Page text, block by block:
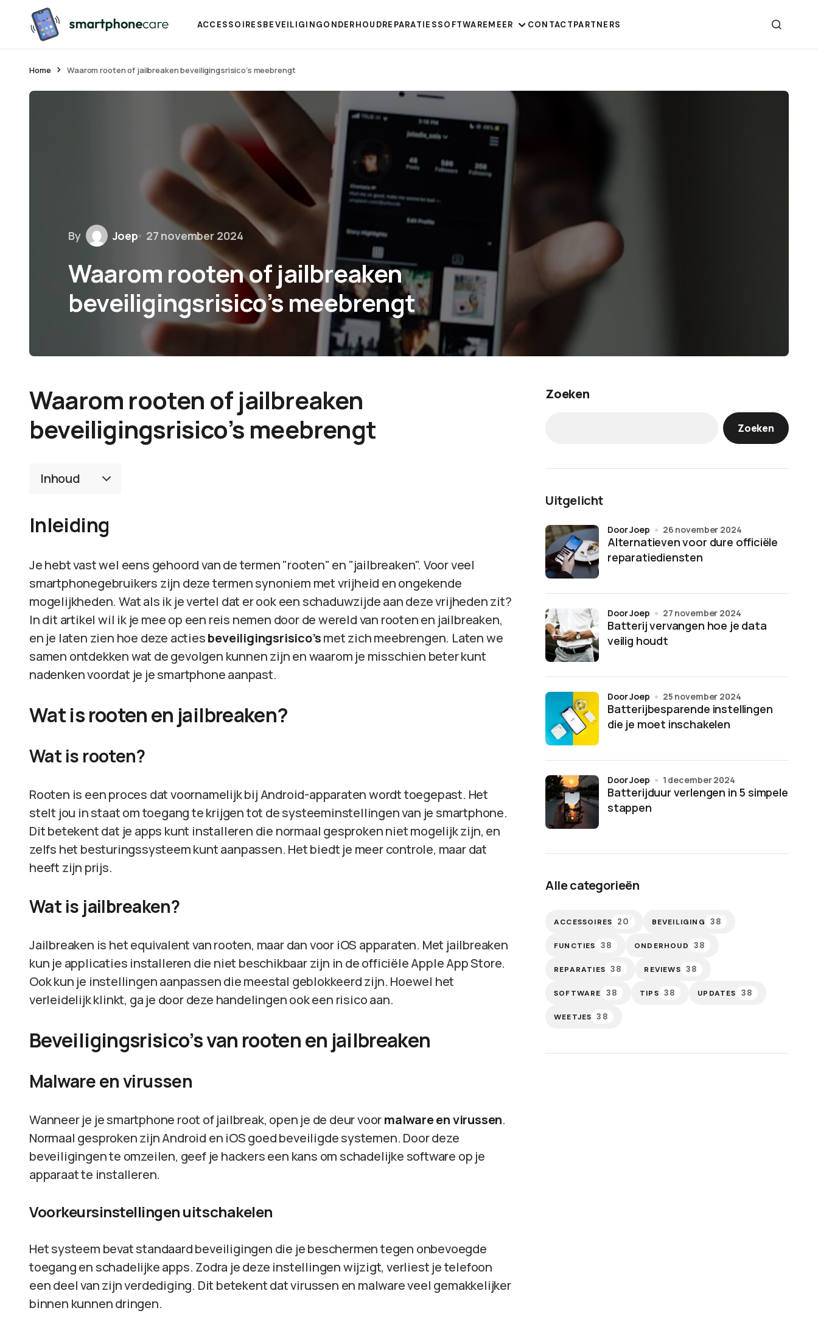
ACCESSOIRESBEVEILIGINGONDERHOUDREPARATIESSOFTWAREMEER CONTACTPARTNERS
Home Waarom rooten of jailbreaken beveiligingsrisico’s meebrengt
By Joep 27 november 2024
Waarom rooten of jailbreaken
beveiligingsrisico’s meebrengt
Waarom rooten of jailbreaken
beveiligingsrisico’s meebrengt
Inhoud
Inleiding
Je hebt vast wel eens gehoord van de termen "rooten" en "jailbreaken". Voor veel
smartphonegebruikers zijn deze termen synoniem met vrijheid en ongekende
mogelijkheden. Wat als ik je vertel dat er ook een schaduwzijde aan deze vrijheden zit?
In dit artikel wil ik je mee op een reis nemen door de wereld van rooten en jailbreaken,
en je laten zien hoe deze actiesbeveiligingsrisico’smet zich meebrengen. Laten we
samen ontdekken wat de gevolgen kunnen zijn en waarom je misschien beter kunt
nadenken voordat je je smartphone aanpast.
Wat is rooten en jailbreaken?
Wat is rooten?
Rooten is een proces dat voornamelijk bij Android-apparaten wordt toegepast. Het
stelt jou in staat om toegang te krijgen tot de systeeminstellingen van je smartphone.
Dit betekent dat je apps kunt installeren die normaal gesproken niet mogelijk zijn, en
zelfs het besturingssysteem kunt aanpassen. Het biedt je meer controle, maar dat
heeft zijn prijs.
Wat is jailbreaken?
Jailbreaken is het equivalent van rooten, maar dan voor iOS apparaten. Met jailbreaken
kun je applicaties installeren die niet beschikbaar zijn in de officiële Apple App Store.
Ook kun je instellingen aanpassen die meestal geblokkeerd zijn. Hoewel het
verleidelijk klinkt, ga je door deze handelingen ook een risico aan.
Beveiligingsrisico’s van rooten en jailbreaken
Malware en virussen
Wanneer je je smartphone root of jailbreak, open je de deur voormalware en virussen.
Normaal gesproken zijn Android en iOS goed beveiligde systemen. Door deze
beveiligingen te omzeilen, geef je hackers een kans om schadelijke software op je
apparaat te installeren.
Voorkeursinstellingen uitschakelen
Het systeem bevat standaard beveiligingen die je beschermen tegen onbevoegde
toegang en schadelijke apps. Zodra je deze instellingen wijzigt, verliest je telefoon
een deel van zijn verdediging. Dit betekent dat virussen en malware veel gemakkelijker
binnen kunnen dringen.
Zoeken
Zoeken
Uitgelicht
Alternatieven voor dure officiële
reparatiediensten
door Joep 26 november 2024
Batterij vervangen hoe je data
veilig houdt
door Joep 27 november 2024
Batterijbesparende instellingen
die je moet inschakelen
door Joep 25 november 2024
Batterijduur verlengen in 5 simpele
stappen
door Joep 1 december 2024
Alle categorieën
ACCESSOIRES 20 BEVEILIGING 38
FUNCTIES 38 ONDERHOUD 38
REPARATIES 38 REVIEWS 38
SOFTWARE 38 TIPS 38 UPDATES 38
WEETJES 38